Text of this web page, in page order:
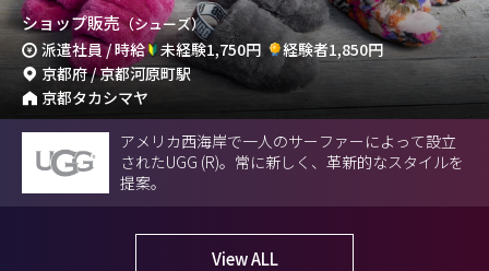
ショップ販売（シューズ）
派遣社員 / 時給 未経験1,750円
経験者1,850円
京都府 / 京都河原町駅
京都タカシマヤ
アメリカ西海岸で一人のサーファーによって設立
されたUGG (R)。常に新しく、革新的なスタイルを
提案。
View ALL